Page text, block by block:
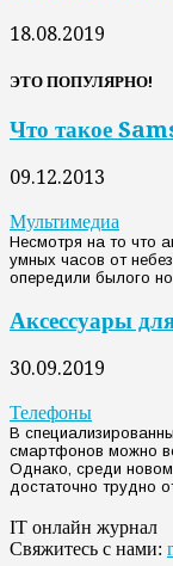
18.08.2019
ЭТО ПОПУЛЯРНО!
Что такое
09.12.2013
Мультимедиа
Несмотря на то что
умных часов от
опередили былого
Аксессуары
30.09.2019
Телефоны
В
смартфонов можно
Однако, среди
достаточно трудно
IT онлайн журнал
Свяжитесь с нами: